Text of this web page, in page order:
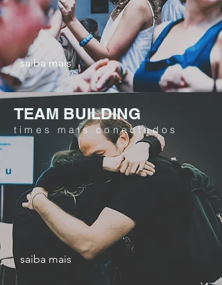
saiba mais
TEAM BUILDING
times mais conectados
saiba mais